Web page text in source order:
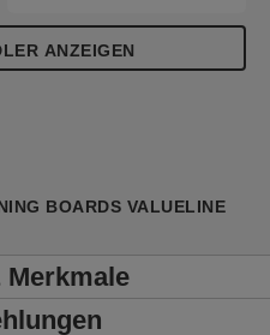
ANZEIGEN
BOARDS VALUELINE
Merkmale